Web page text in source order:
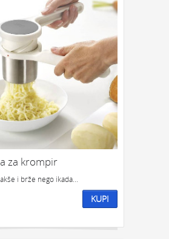
za krompir
i brže nego ikada...
KUPI